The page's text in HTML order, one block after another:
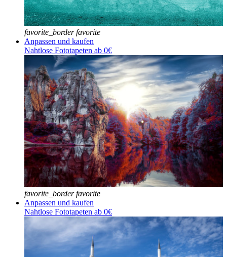
favorite_border favorite
Anpassen und kaufen
Nahtlose Fototapeten ab 0€
favorite_border favorite
Anpassen und kaufen
Nahtlose Fototapeten ab 0€